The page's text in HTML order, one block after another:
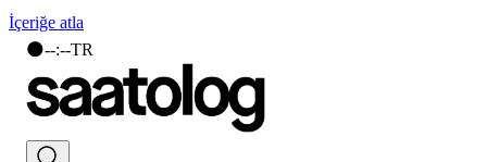
İçeriğe atla
🌑--:--TR